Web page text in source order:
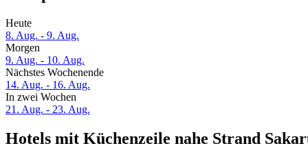
Heute
8. Aug. - 9. Aug.
Morgen
9. Aug. - 10. Aug.
Nächstes Wochenende
14. Aug. - 16. Aug.
In zwei Wochen
21. Aug. - 23. Aug.
Hotels mit Küchenzeile nahe Strand